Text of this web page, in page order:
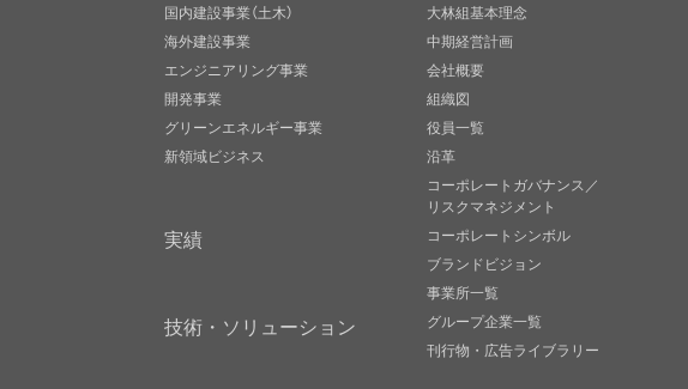
国内建設事業（土木）
海外建設事業
エンジニアリング事業
開発事業
グリーンエネルギー事業
新領域ビジネス
実績
技術・ソリューション
大林組基本理念
中期経営計画
会社概要
組織図
役員一覧
沿革
コーポレートガバナンス／
リスクマネジメント
コーポレートシンボル
ブランドビジョン
事業所一覧
グループ企業一覧
刊行物・広告ライブラリー